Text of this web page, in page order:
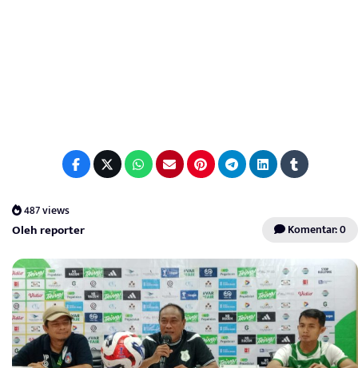
487 views
Oleh reporter Komentar: 0